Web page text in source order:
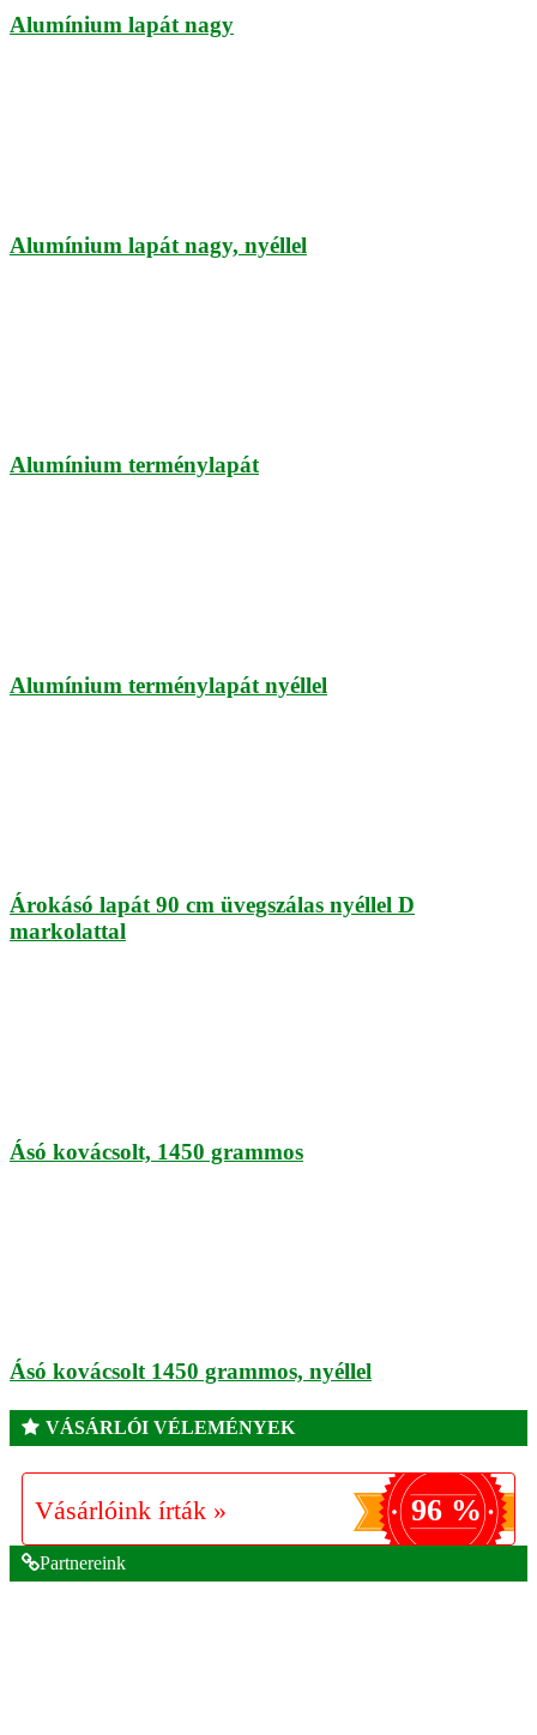
Alumínium lapát nagy
Alumínium lapát nagy, nyéllel
Alumínium terménylapát
Alumínium terménylapát nyéllel
Árokásó lapát 90 cm üvegszálas nyéllel D
markolattal
Ásó kovácsolt, 1450 grammos
Ásó kovácsolt 1450 grammos, nyéllel
VÁSÁRLÓI VÉLEMÉNYEK
Vásárlóink írták » 96 %
Partnereink